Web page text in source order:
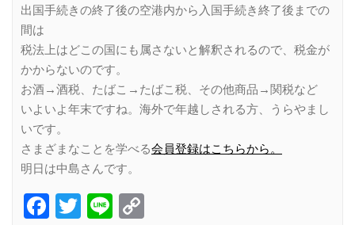
出国手続きの終了後の空港内から入国手続き終了後までの
間は
税法上はどこの国にも属さないと解釈されるので、税金が
かからないのです。
お酒→酒税、たばこ→たばこ税、その他商品→関税など
いよいよ年末ですね。海外で年越しされる方、うらやまし
いです。
さまざまなことを学べる会員登録はこちらから。
明日は中島さんです。
Facebook
Twitter
Line